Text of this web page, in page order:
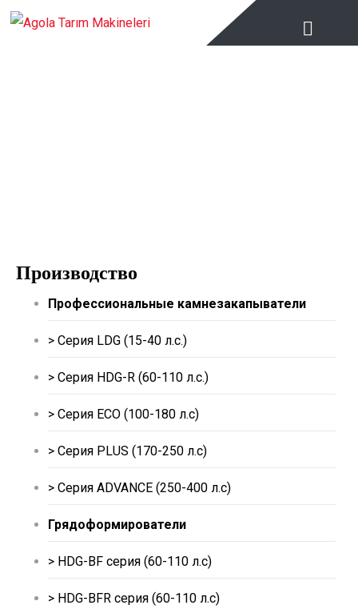
Производство
Профессиональные камнезакапыватели
> Серия LDG (15-40 л.с.)
> Серия HDG-R (60-110 л.с.)
> Серия ECO (100-180 л.с)
> Серия PLUS (170-250 л.с)
> Серия ADVANCE (250-400 л.с)
Грядоформирователи
> HDG-BF серия (60-110 л.c)
> HDG-BFR серия (60-110 л.c)